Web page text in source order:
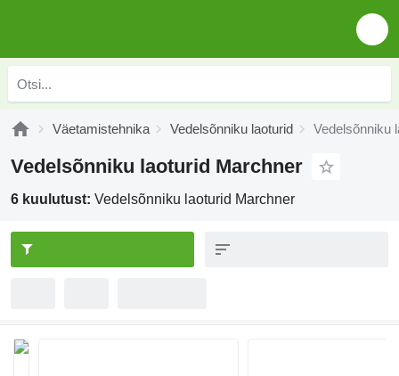
Väetamistehnika Vedelsõnniku laoturid Vedelsõnniku
Vedelsõnniku laoturid Marchner
6 kuulutust: Vedelsõnniku laoturid Marchner